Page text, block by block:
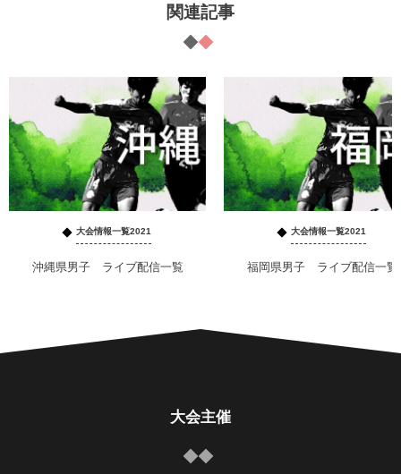
関連記事
大会情報一覧2021
沖縄県男子 ライブ配信一覧
大会情報一覧2021
福岡県男子 ライブ配信一覧
大会主催